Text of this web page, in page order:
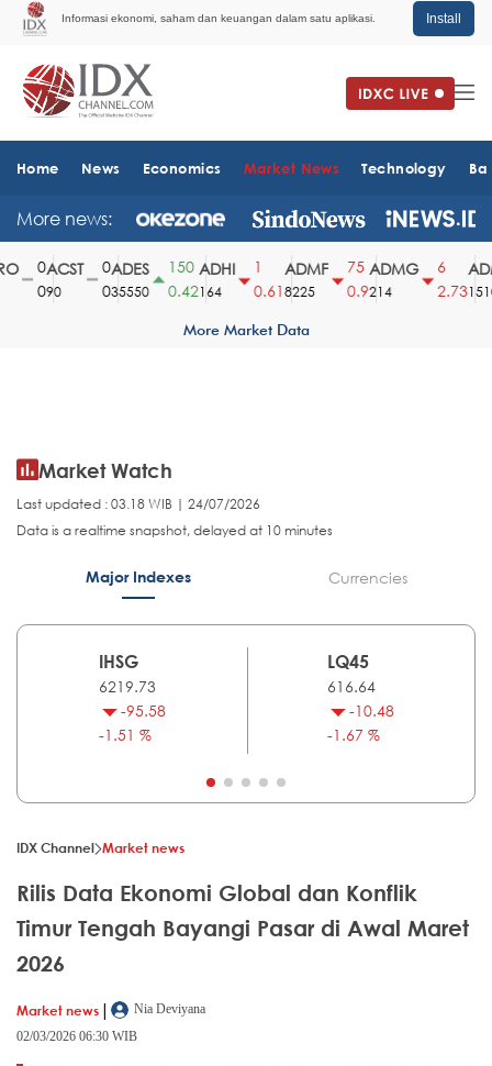
Informasi ekonomi, saham dan keuangan dalam satu aplikasi. Install
Home News Economics Market News Technology
More news:
ACST
90
ADES
35550
150
0.42
ADHI
164
0.61
ADMF
8225
75
0.9
ADMG
214
2.731510
More Market Data
Market Watch
Last updated : 03.18 WIB | 24/07/2026
Data is a realtime snapshot, delayed at 10 minutes
Major Indexes Currencies
IHSG
6219.73
-95.58
-1.51 %
LQ45
616.64
-10.48
-1.67 %
IDX Channel Market news
Rilis Data Ekonomi Global dan Konflik
Timur Tengah Bayangi Pasar di Awal Maret
2026
Market news |
Nia Deviyana
02/03/2026 06:30 WIB